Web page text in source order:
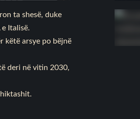
ta shesë, duke
Italisë.
këtë arsye po bëjnë
deri në vitin 2030,